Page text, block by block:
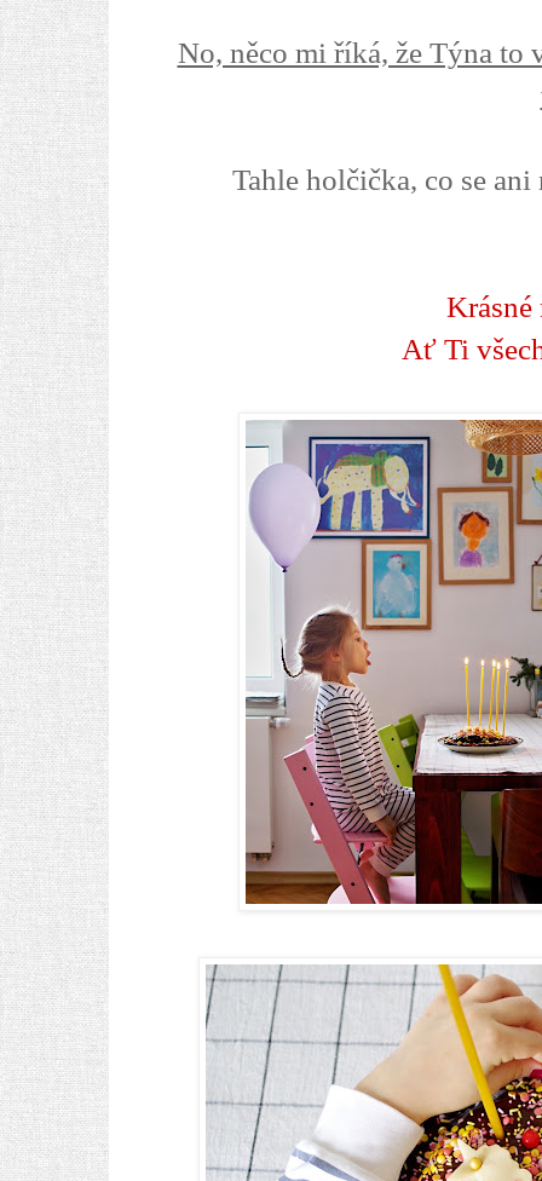
No, něco mi říká, že Týna to
Tahle holčička, co se
Krásné
Ať Ti